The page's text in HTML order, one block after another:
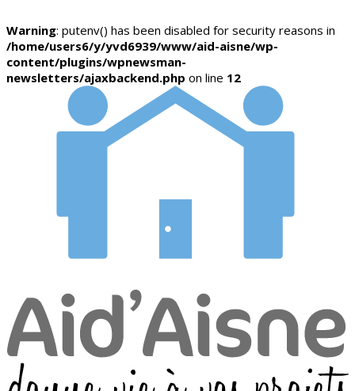
Warning: putenv() has been disabled for security reasons in
/home/users6/y/yvd6939/www/aid-aisne/wp-
content/plugins/wpnewsman-
newsletters/ajaxbackend.php on line 12